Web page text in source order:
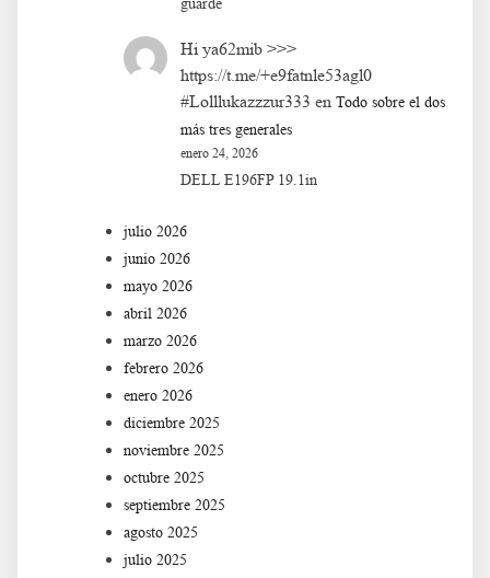
guarde
Hi ya62mib >>>
https://t.me/+e9fatnle53agl0
#Lolllukazzzur333 en Todo sobre el dos
más tres generales
enero 24, 2026
DELL E196FP 19.1in
julio 2026
junio 2026
mayo 2026
abril 2026
marzo 2026
febrero 2026
enero 2026
diciembre 2025
noviembre 2025
octubre 2025
septiembre 2025
agosto 2025
julio 2025